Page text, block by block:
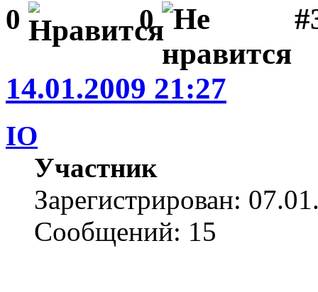
0 0
14.01.2009 21:27
IO
Участник
Зарегистрирован:
Сообщений: 15